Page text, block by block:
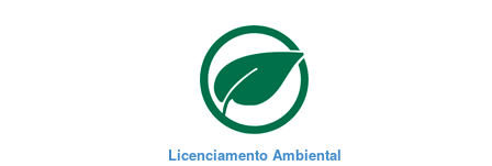
Licenciamento Ambiental